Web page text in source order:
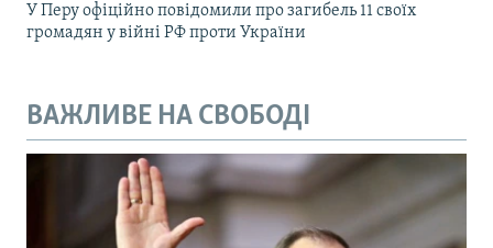
У Перу офіційно повідомили про загибель 11 своїх
громадян у війні РФ проти України
ВАЖЛИВЕ НА СВОБОДІ